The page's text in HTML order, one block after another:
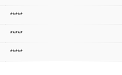
*****
*****
*****